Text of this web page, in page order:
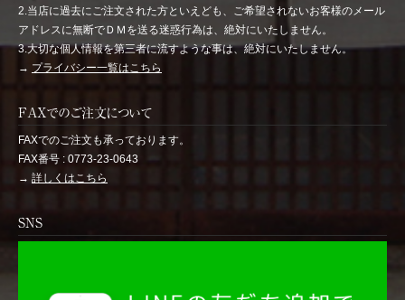
2.当店に過去にご注文された方といえども、ご希望されないお客様のメール
アドレスに無断でＤＭを送る迷惑行為は、絶対にいたしません。
3.大切な個人情報を第三者に流すような事は、絶対にいたしません。
→ プライバシー一覧はこちら
FAXでのご注文について
FAXでのご注文も承っております。
FAX番号 : 0773-23-0643
→ 詳しくはこちら
SNS